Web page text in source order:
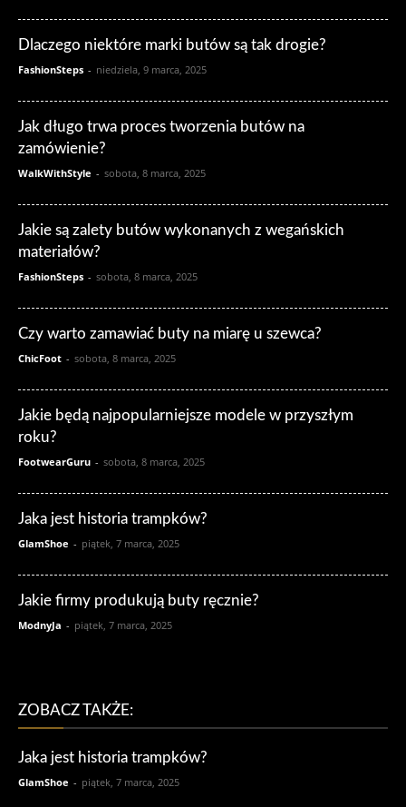
Dlaczego niektóre marki butów są tak drogie?
FashionSteps - niedziela, 9 marca, 2025
Jak długo trwa proces tworzenia butów na
zamówienie?
WalkWithStyle - sobota, 8 marca, 2025
Jakie są zalety butów wykonanych z wegańskich
materiałów?
FashionSteps - sobota, 8 marca, 2025
Czy warto zamawiać buty na miarę u szewca?
ChicFoot - sobota, 8 marca, 2025
Jakie będą najpopularniejsze modele w przyszłym
roku?
FootwearGuru - sobota, 8 marca, 2025
Jaka jest historia trampków?
GlamShoe - piątek, 7 marca, 2025
Jakie firmy produkują buty ręcznie?
ModnyJa - piątek, 7 marca, 2025
ZOBACZ TAKŻE:
Jaka jest historia trampków?
GlamShoe - piątek, 7 marca, 2025